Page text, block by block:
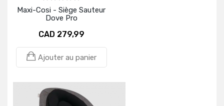
Maxi-Cosi - Siège Sauteur
Dove Pro
CAD 279,99
Ajouter au panier